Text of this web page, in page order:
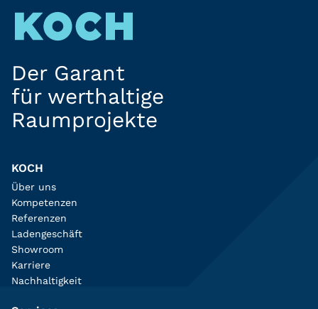
Der Garant
für werthaltige
Raumprojekte
KOCH
Über uns
Kompetenzen
Referenzen
Ladengeschäft
Showroom
Karriere
Nachhaltigkeit